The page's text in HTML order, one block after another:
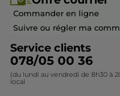
Collection de Noël
Questions & Réponses
Contactez-nous
Devenir franchisé ou
Commander en ligne
Suivre ou régler ma
Service clients
078/05 00 36
(du lundi au vendredi de 8h30 à
local